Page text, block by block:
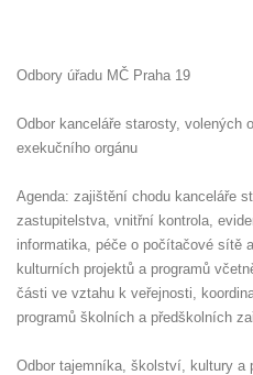
Odbory úřadu MČ Praha 19
Odbor kanceláře starosty, volených
exekučního orgánu
Agenda: zajištění chodu kanceláře
zastupitelstva, vnitřní kontrola,
informatika, péče o počítačové sítě
kulturních projektů a programů
části ve vztahu k veřejnosti,
programů školních a předškolních
Odbor tajemníka, školství, kultury a